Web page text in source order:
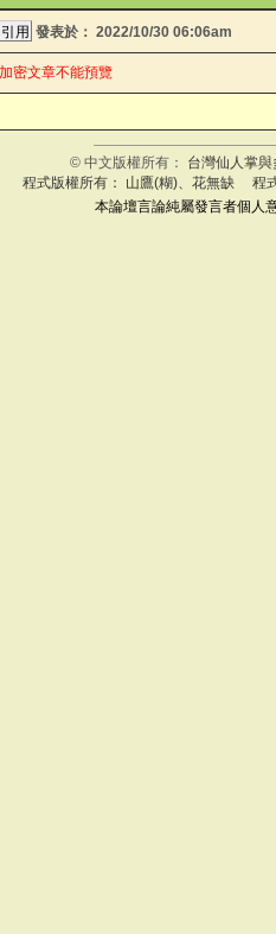
發表於： 2022/10/30 06:06am
加密文章不能預覽
© 中文版權所有： 台灣仙人掌
程式版權所有： 山鷹(糊)、花無缺 程
本論壇言論純屬發言者個人